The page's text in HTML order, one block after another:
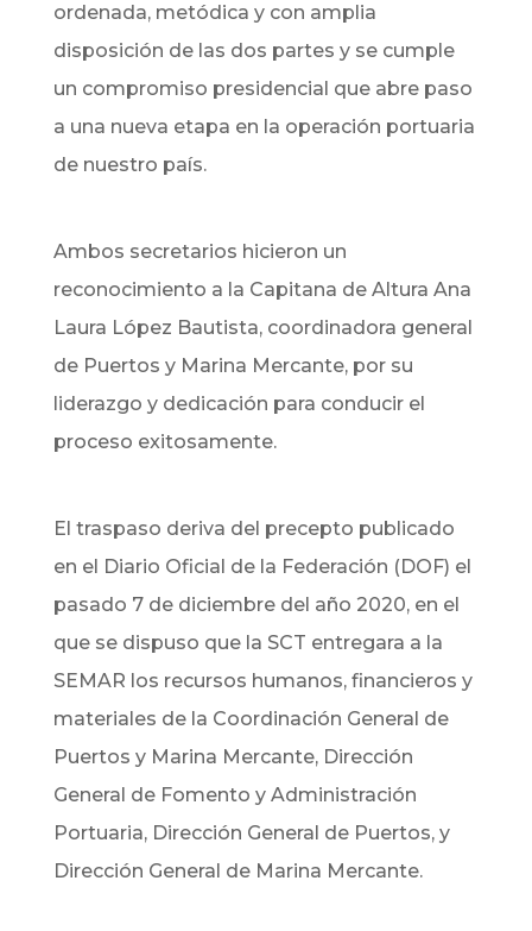
ordenada, metódica y con amplia
disposición de las dos partes y se cumple
un compromiso presidencial que abre paso
a una nueva etapa en la operación portuaria
de nuestro país.
Ambos secretarios hicieron un
reconocimiento a la Capitana de Altura Ana
Laura López Bautista, coordinadora general
de Puertos y Marina Mercante, por su
liderazgo y dedicación para conducir el
proceso exitosamente.
El traspaso deriva del precepto publicado
en el Diario Oficial de la Federación (DOF) el
pasado 7 de diciembre del año 2020, en el
que se dispuso que la SCT entregara a la
SEMAR los recursos humanos, financieros y
materiales de la Coordinación General de
Puertos y Marina Mercante, Dirección
General de Fomento y Administración
Portuaria, Dirección General de Puertos, y
Dirección General de Marina Mercante.